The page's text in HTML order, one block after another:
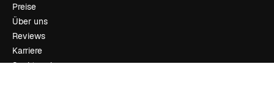
Preise
Über uns
Reviews
Karriere
Suchtrends